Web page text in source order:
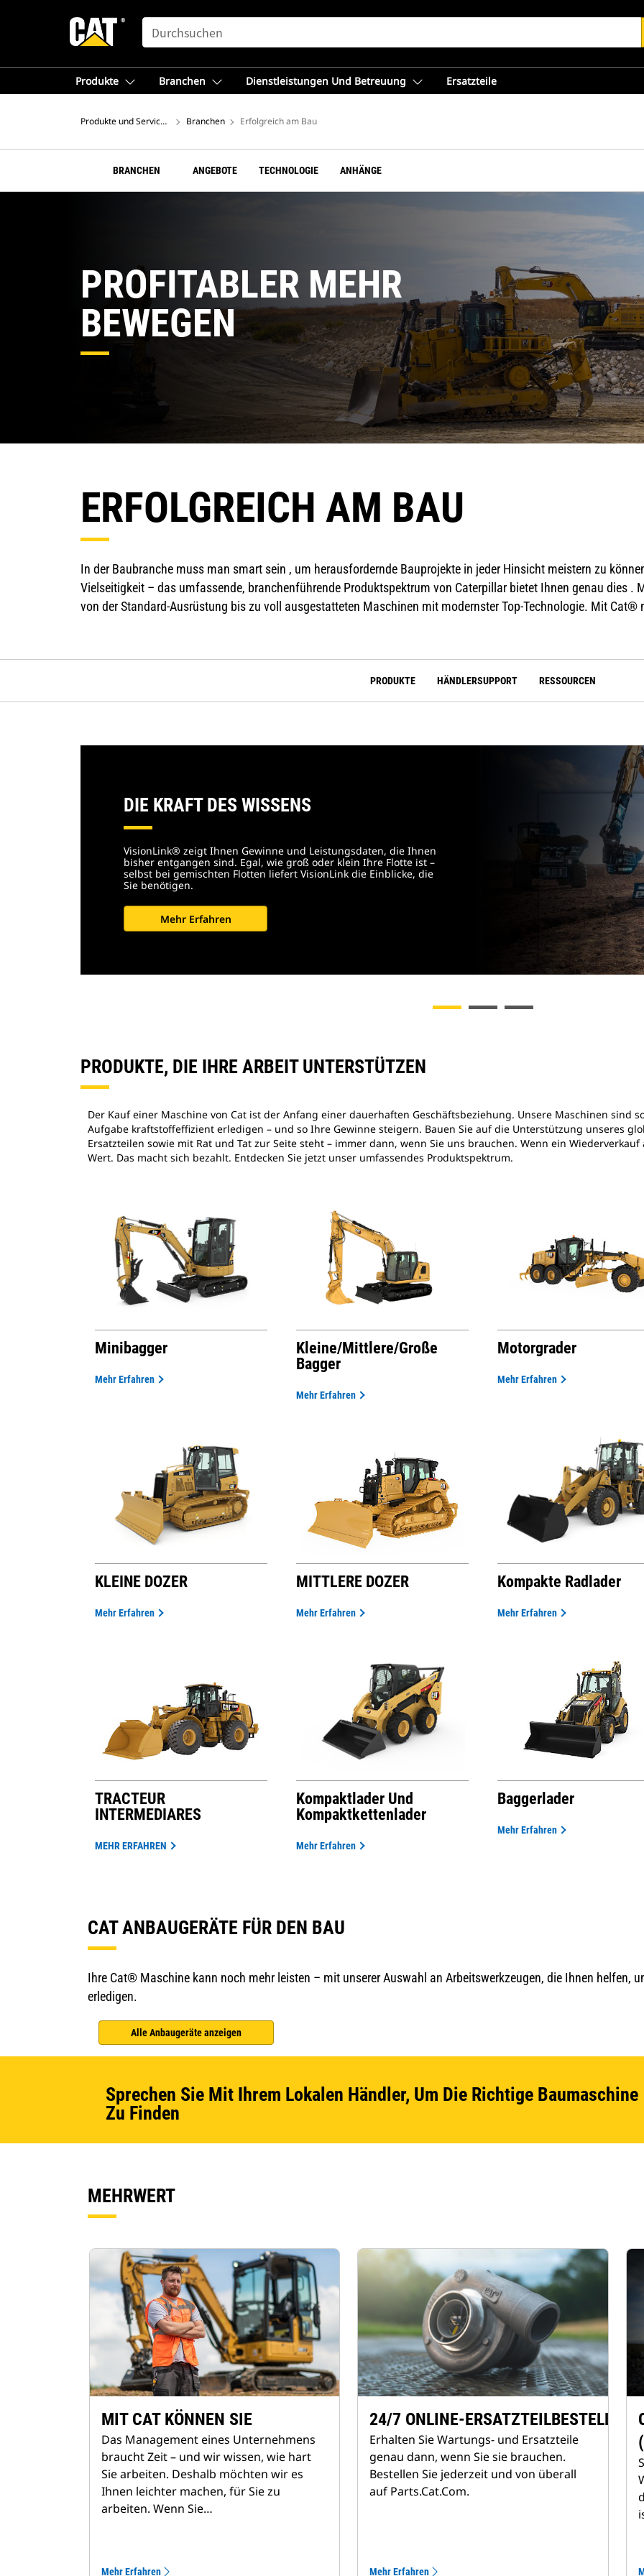
SEARCH
Produkte Branchen Dienstleistungen Und Betreuung Ersatzteile
Produkte und Services – EuropaBranchen Erfolgreich am Bau
BRANCHEN ANGEBOTE TECHNOLOGIE ANHÄNGE
PROFITABLER MEHR
BEWEGEN
ERFOLGREICH AM BAU
In der Baubranche muss man smart sein , um herausfordernde Bauprojekte in jeder Hinsicht meistern zu
Vielseitigkeit – das umfassende, branchenführende Produktspektrum von Caterpillar bietet Ihnen genau dies .
von der Standard-Ausrüstung bis zu voll ausgestatteten Maschinen mit modernster Top-Technologie. Mit Cat®
PRODUKTE HÄNDLERSUPPORT RESSOURCEN
DIE KRAFT DES WISSENS
VisionLink® zeigt Ihnen Gewinne und Leistungsdaten, die Ihnen
bisher entgangen sind. Egal, wie groß oder klein Ihre Flotte ist –
selbst bei gemischten Flotten liefert VisionLink die Einblicke, die
Sie benötigen.
Mehr Erfahren
PRODUKTE, DIE IHRE ARBEIT UNTERSTÜTZEN
Der Kauf einer Maschine von Cat ist der Anfang einer dauerhaften Geschäftsbeziehung. Unsere Maschinen sind
Aufgabe kraftstoffeffizient erledigen – und so Ihre Gewinne steigern. Bauen Sie auf die Unterstützung unseres
Ersatzteilen sowie mit Rat und Tat zur Seite steht – immer dann, wenn Sie uns brauchen. Wenn ein
Wert. Das macht sich bezahlt. Entdecken Sie jetzt unser umfassendes Produktspektrum.
Minibagger
Mehr Erfahren
Kleine/mittlere/große
Bagger
Mehr Erfahren
Motorgrader
Mehr Erfahren
KLEINE DOZER
Mehr Erfahren
MITTLERE DOZER
Mehr Erfahren
Kompakte Radlader
Mehr Erfahren
TRACTEUR
INTERMEDIARES
MEHR ERFAHREN
Kompaktlader Und
Kompaktkettenlader
Mehr Erfahren
Baggerlader
Mehr Erfahren
CAT ANBAUGERÄTE FÜR DEN BAU
Ihre Cat® Maschine kann noch mehr leisten – mit unserer Auswahl an Arbeitswerkzeugen, die Ihnen helfen,
erledigen.
Alle Anbaugeräte anzeigen
Sprechen Sie Mit Ihrem Lokalen Händler, Um Die Richtige Baumaschine
Zu Finden
MEHRWERT
MIT CAT KÖNNEN SIE
Das Management eines Unternehmens
braucht Zeit – und wir wissen, wie hart
Sie arbeiten. Deshalb möchten wir es
Ihnen leichter machen, für Sie zu
arbeiten. Wenn Sie…
Mehr Erfahren
24/7 ONLINE‑ERSATZTEILBESTELLUNG
Erhalten Sie Wartungs‑ und Ersatzteile
genau dann, wenn Sie sie brauchen.
Bestellen Sie jederzeit und von überall
auf Parts.Cat.Com.
Mehr Erfahren